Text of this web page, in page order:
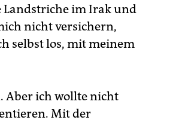
Landstriche im Irak und
nicht versichern,
selbst los, mit meinem
Aber ich wollte nicht
Mit der